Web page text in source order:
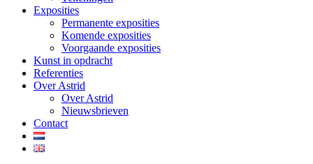
Exposities
Permanente exposities
Komende exposities
Voorgaande exposities
Kunst in opdracht
Referenties
Over Astrid
Over Astrid
Nieuwsbrieven
Contact